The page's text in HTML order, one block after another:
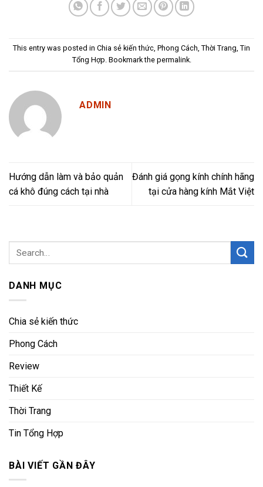
This entry was posted in Chia sẻ kiến thức, Phong Cách, Thời Trang, Tin
Tổng Hợp. Bookmark the permalink.
ADMIN
Hướng dẫn làm và bảo quản
cá khô đúng cách tại nhà
Đánh giá gọng kính chính hãng
tại cửa hàng kính Mắt Việt
DANH MỤC
Chia sẻ kiến thức
Phong Cách
Review
Thiết Kế
Thời Trang
Tin Tổng Hợp
BÀI VIẾT GẦN ĐÂY